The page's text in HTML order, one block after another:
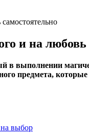
и на любовь
в выполнении
предмета,
выбор